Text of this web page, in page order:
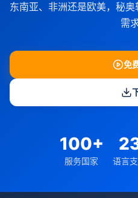
东南亚、非洲还是欧美，秘
需求
免
100+
服务国家 语言